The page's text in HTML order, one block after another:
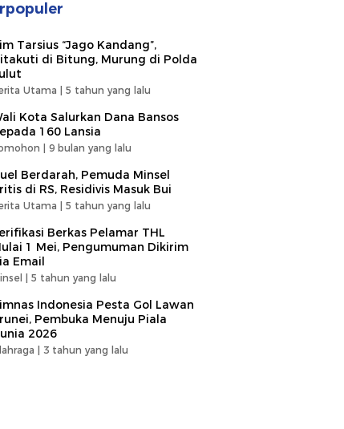
Tarsius “Jago Kandang”,
di Bitung, Murung di Polda
Utama | 5 tahun yang lalu
Kota Salurkan Dana Bansos
160 Lansia
| 9 bulan yang lalu
Berdarah, Pemuda Minsel
di RS, Residivis Masuk Bui
Utama | 5 tahun yang lalu
Berkas Pelamar THL
1 Mei, Pengumuman Dikirim
Email
| 5 tahun yang lalu
Indonesia Pesta Gol Lawan
Pembuka Menuju Piala
2026
| 3 tahun yang lalu